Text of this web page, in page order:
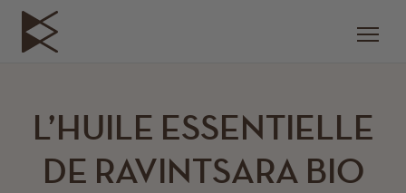
L’HUILE ESSENTIELLE
DE RAVINTSARA BIO